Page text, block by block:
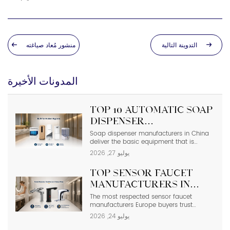
منشور مُعاد صياغته التدوينة التالية
المدونات الأخيرة
Top 10 Automatic Soap
Dispenser
Manufacturers in
China
Soap dispenser manufacturers in China
deliver the basic equipment that is
needed in modern commercial
bathrooms where hygiene stands first
even a failure of one sensor causes the
soap to run out and makes the floor
suppliers depending on photos in
catalogs […]
يوليو 27, 2026
Top Sensor Faucet
Manufacturers in
Europe | 2026 Buyer’s
Guide
The most respected sensor faucet
manufacturers Europe buyers trust
include Hansgrohe, Grohe, Roca, Geberit,
Oras, and Delabie, while high-spec
يوليو 24, 2026